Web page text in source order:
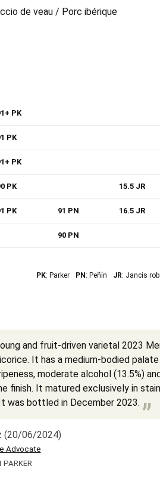
de veau / Porc ibérique
PK
PK
PK
PK 15.5 JR
PK 91 PN 16.5 JR
90 PN
PK: Parker PN : Peñín JR: Jancis
and fruit-driven varietal 2023
It has a medium-bodied
moderate alcohol (13.5%)
finish. It matured exclusively in
was bottled in December 2023.
(20/06/2024)
Advocate